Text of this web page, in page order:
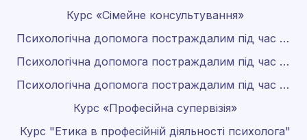
Курс «Сімейне консультування»
Психологічна допомога постраждалим під час війни
Психологічна допомога постраждалим під час війни 2.0
Психологічна допомога постраждалим під час війни 3.0
Курс «Професійна супервізія»
Курс "Етика в професійній діяльності психолога"